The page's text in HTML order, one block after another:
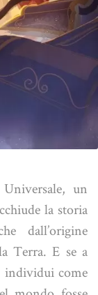
un
la storia
dall’origine
Terra. E se a
individui come